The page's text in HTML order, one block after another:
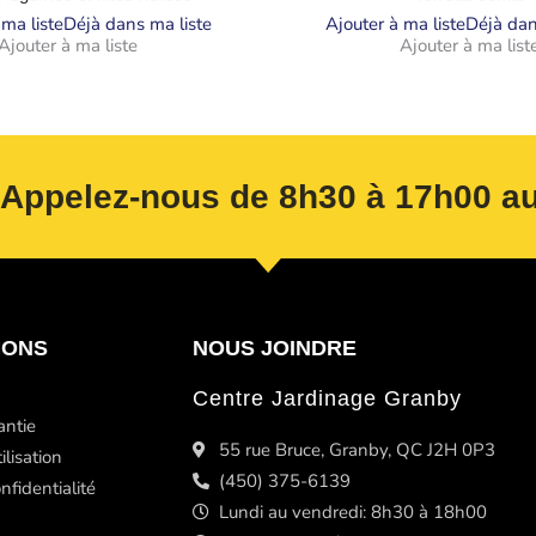
listeDéjà dans ma liste
à ma liste
Ajouter à ma listeDéjà
Ajouter à ma
nous de 8h30 à 17h00
NOUS JOINDRE
Centre Jardinage Granby
55 rue Bruce, Granby, QC J2H 0P3
(450) 375-6139
Lundi au vendredi: 8h30 à 18h00